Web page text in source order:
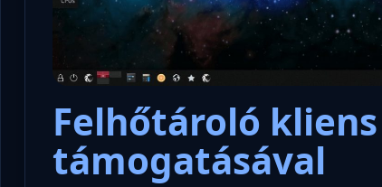
Felhőtároló
támogatásával